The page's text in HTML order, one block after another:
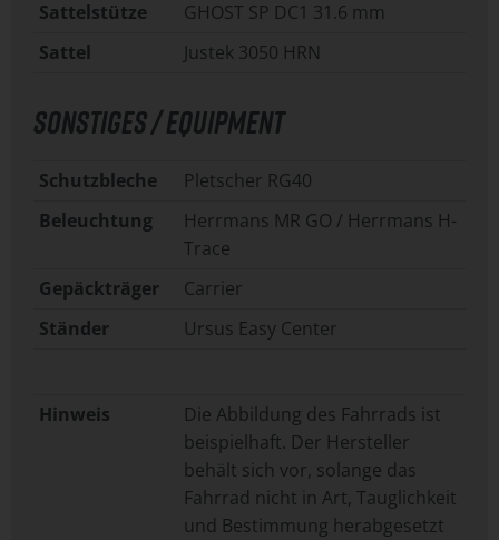
Sattelstütze
GHOST SP DC1 31.6 mm
Sattel
Justek 3050 HRN
SONSTIGES / EQUIPMENT
Schutzbleche
Pletscher RG40
Beleuchtung
Herrmans MR GO / Herrmans H-
Trace
Gepäckträger
Carrier
Ständer
Ursus Easy Center
Hinweis
Die Abbildung des Fahrrads ist
beispielhaft. Der Hersteller
behält sich vor, solange das
Fahrrad nicht in Art, Tauglichkeit
und Bestimmung herabgesetzt